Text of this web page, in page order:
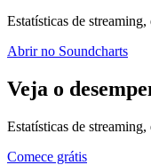
Estatísticas de
Abrir no Soundcharts
Veja o
Estatísticas de
Comece grátis